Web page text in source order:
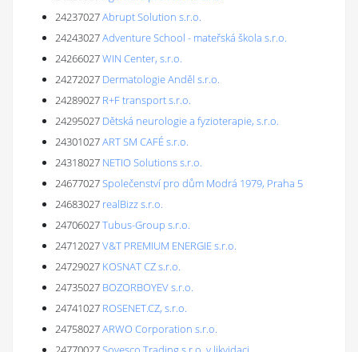
24237027Abrupt Solution s.r.o.
24243027Adventure School - mateřská škola s.r.o.
24266027WIN Center, s.r.o.
24272027 Dermatologie Anděl s.r.o.
24289027 R+F transport s.r.o.
24295027 Dětská neurologie a fyzioterapie, s.r.o.
24301027ART SM CAFÉ s.r.o.
24318027 NETIO Solutions s.r.o.
24677027Společenství pro dům Modrá 1979, Praha 5
24683027 realBizz s.r.o.
24706027Tubus-Group s.r.o.
24712027V&T PREMIUM ENERGIE s.r.o.
24729027 KOSNAT CZ s.r.o.
24735027 BOZORBOYEV s.r.o.
24741027 ROSENET.CZ, s.r.o.
24758027ARWO Corporation s.r.o.